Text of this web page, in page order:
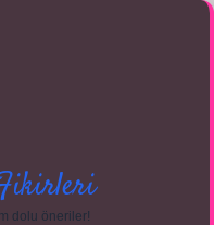
dolu öneriler!